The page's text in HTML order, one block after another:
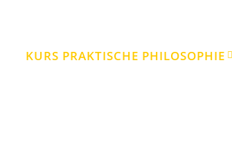
KURS PRAKTISCHE PHILOSOPHIE